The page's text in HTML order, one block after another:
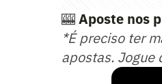
🎰Aposte nos
*É preciso ter
apostas. Jogue